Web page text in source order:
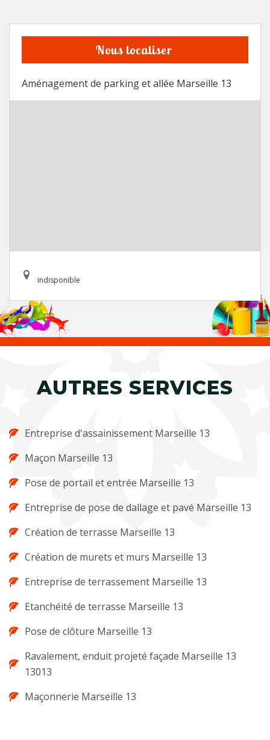
Nous localiser
Aménagement de parking et allée Marseille 13
indisponible
AUTRES SERVICES
Entreprise d'assainissement Marseille 13
Maçon Marseille 13
Pose de portail et entrée Marseille 13
Entreprise de pose de dallage et pavé Marseille 13
Création de terrasse Marseille 13
Création de murets et murs Marseille 13
Entreprise de terrassement Marseille 13
Etanchéité de terrasse Marseille 13
Pose de clôture Marseille 13
Ravalement, enduit projeté façade Marseille 13
13013
Maçonnerie Marseille 13